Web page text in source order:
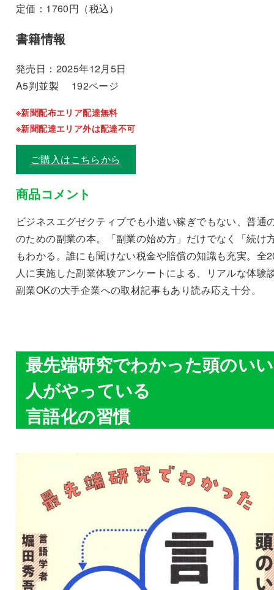
定価：1760円（税込）
書籍情報
発売日：2025年12月5日
A5判並製 192ページ
※新聞配布エリア配達無料
※新聞配達エリア外は配達不可
ご購入はこちらから
商品コメント
ビジネスエグゼクティブでも小遣い稼ぎでもない、普通
のための副業の本。「副業の始め方」だけでなく「続け
もわかる。誰にも聞けない税金や賠償の知識も充実。全
人に実施した副業体験アンケートによる、リアルな体験
副業OKの大手企業への取材記事もあり読み応え十分。
最先端研究でわかった頭のいい
人がやっている
言語化の習慣